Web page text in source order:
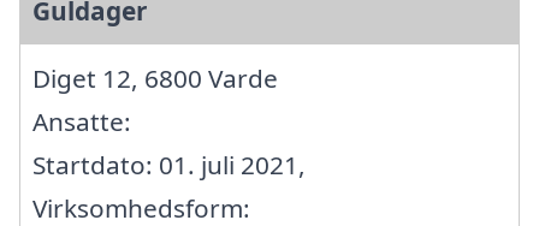
Guldager
Diget 12, 6800 Varde
Ansatte:
Startdato: 01. juli 2021,
Virksomhedsform: